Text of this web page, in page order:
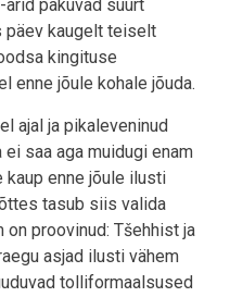
ärid pakuvad suurt
päev kaugelt teiselt
kingituse
enne jõule kohale jõuda.
ajal ja pikaleveninud
saa aga muidugi enam
enne jõule ilusti
tasub siis valida
on proovinud: Tšehhist ja
asjad ilusti vähem
tolliformaalsused